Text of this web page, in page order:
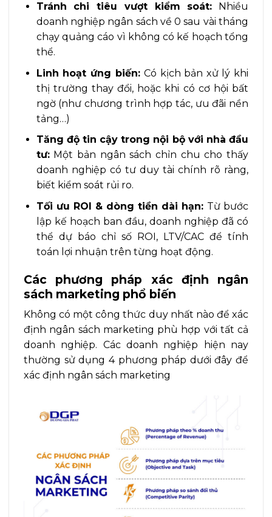
Tránh chi tiêu vượt kiểm soát: Nhiều
doanh nghiệp ngân sách về 0 sau vài tháng
chạy quảng cáo vì không có kế hoạch tổng
thể.
Linh hoạt ứng biến:Có kịch bản xử lý khi
thị trường thay đổi, hoặc khi có cơ hội bất
ngờ (như chương trình hợp tác, ưu đãi nền
tảng…)
Tăng độ tin cậy trong nội bộ với nhà đầu
tư:Một bản ngân sách chỉn chu cho thấy
doanh nghiệp có tư duy tài chính rõ ràng,
biết kiểm soát rủi ro.
Tối ưu ROI & dòng tiền dài hạn: Từ bước
lập kế hoạch ban đầu, doanh nghiệp đã có
thể dự báo chỉ số ROI, LTV/CAC để tính
toán lợi nhuận trên từng hoạt động.
Các phương pháp xác định ngân
sách marketing phổ biến
Không có một công thức duy nhất nào để xác
định ngân sách marketing phù hợp với tất cả
doanh nghiệp. Các doanh nghiệp hiện nay
thường sử dụng 4 phương pháp dưới đây để
xác định ngân sách marketing